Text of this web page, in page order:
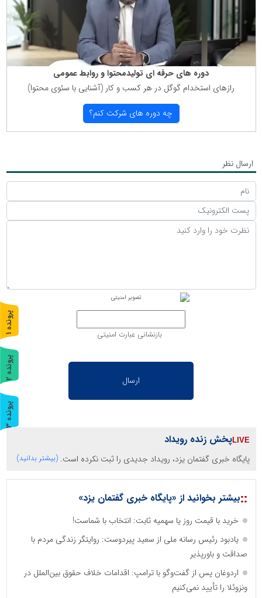
دوره های حرفه ای تولیدمحتوا و روابط عمومی
رازهای استخدام گوگل در هر كسب و كار (آشنایی با سئوی محتوا)
چه دوره های شركت كنم؟
ارسال نظر
بازنشانی عبارت امنیتی
پخش زنده رویداد
پایگاه خبری گفتمان یزد، رویداد جدیدی را ثبت نکرده است. (بیشتر بدانید)
::بیشتر بخوانید از «پایگاه خبری گفتمان یزد»
خرید با قیمت روز یا سهمیه ثابت: انتخاب با شماست!
یادبود رئیس رسانه ملی از سعید پیردوست: روایتگر زندگی مردم با
صداقت و باورپذیر
اردوغان پس از گفت‌وگو با ترامپ: اقدامات خلاف حقوق بین‌الملل در
ونزوئلا را تأیید نمی‌کنیم
پ
ر
و
ن
د
ه
1
پ
ر
و
ن
د
ه
2
پ
ر
و
ن
د
ه
3